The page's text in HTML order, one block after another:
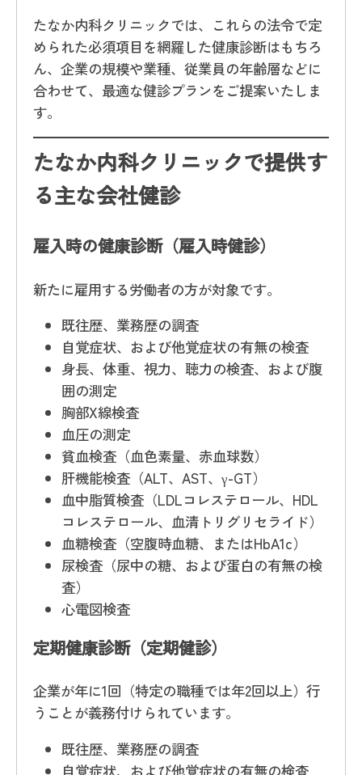
たなか内科クリニックでは、これらの法令で定
められた必須項目を網羅した健康診断はもちろ
ん、企業の規模や業種、従業員の年齢層などに
合わせて、最適な健診プランをご提案いたしま
す。
たなか内科クリニックで提供す
る主な会社健診
雇入時の健康診断（雇入時健診）
新たに雇用する労働者の方が対象です。
既往歴、業務歴の調査
自覚症状、および他覚症状の有無の検査
身長、体重、視力、聴力の検査、および腹
囲の測定
胸部X線検査
血圧の測定
貧血検査（血色素量、赤血球数）
肝機能検査（ALT、AST、γ-GT）
血中脂質検査（LDLコレステロール、HDL
コレステロール、血清トリグリセライド）
血糖検査（空腹時血糖、またはHbA1c）
尿検査（尿中の糖、および蛋白の有無の検
査）
心電図検査
定期健康診断（定期健診）
企業が年に1回（特定の職種では年2回以上）行
うことが義務付けられています。
既往歴、業務歴の調査
自覚症状、および他覚症状の有無の検査